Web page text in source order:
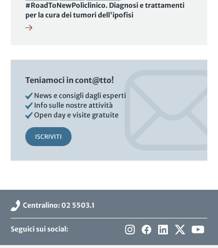
#RoadToNewPoliclinico. Diagnosi e trattamenti
per la cura dei tumori dell'ipofisi
Teniamoci in cont@tto!
News e consigli dagli esperti
Info sulle nostre attività
Open day e visite gratuite
ISCRIVITI
Centralino: 02 5503.1
Seguici sui social: